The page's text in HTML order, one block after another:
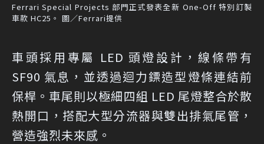
Ferrari Special Projects 部門正式發表全新 One-Off 特別訂製
車款 HC25。 圖／Ferrari提供
車頭採用專屬 LED 頭燈設計，線條帶有
SF90 氣息，並透過迴力鏢造型燈條連結前
保桿。車尾則以極細四組 LED 尾燈整合於散
熱開口，搭配大型分流器與雙出排氣尾管，
營造強烈未來感。